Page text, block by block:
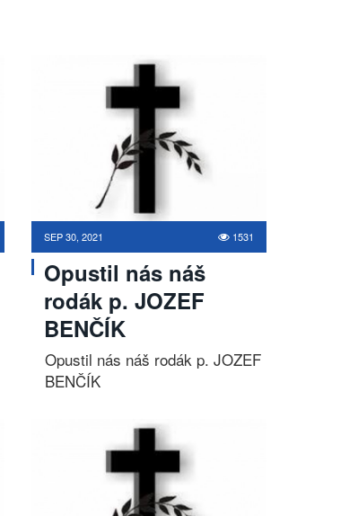
SEP 30, 2021 1531
Opustil nás náš
rodák p. JOZEF
BENČÍK
Opustil nás náš rodák p. JOZEF
BENČÍK